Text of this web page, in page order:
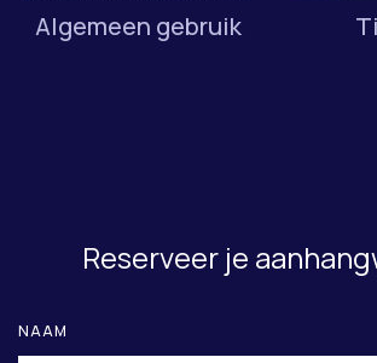
Algemeen gebruik
Reserveer je
NAAM